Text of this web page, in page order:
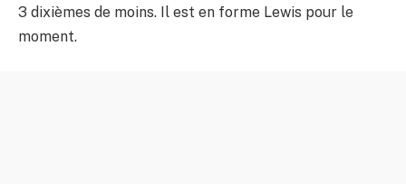
3 dixièmes de moins. Il est en forme Lewis pour le
moment.